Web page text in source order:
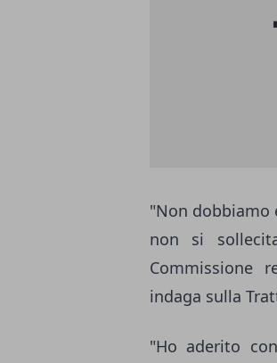
"Non dobbiamo
non si
Commissione
indaga sulla
"Ho aderito